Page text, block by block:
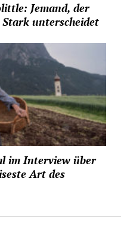
Jemand, der
unterscheidet
im Interview über
Art des